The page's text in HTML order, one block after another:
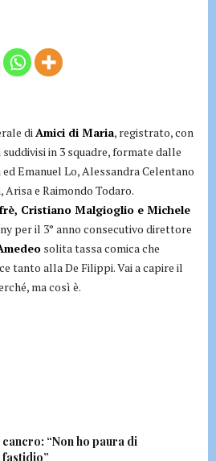
diAmici di Maria, registrato, con
in 3 squadre, formate dalle
Emanuel Lo, Alessandra Celentano
Arisa e Raimondo Todaro.
Cristiano Malgioglio e Michele
per il 3° anno consecutivo direttore
solita tassa comica che
tanto alla De Filippi. Vai a capire il
ma così è.
“Non ho paura di